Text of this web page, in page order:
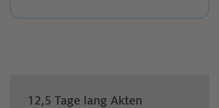
12,5 Tage lang Akten